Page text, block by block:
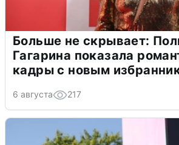
Больше не скрывает:
Гагарина показала
кадры с новым
6 августа 217